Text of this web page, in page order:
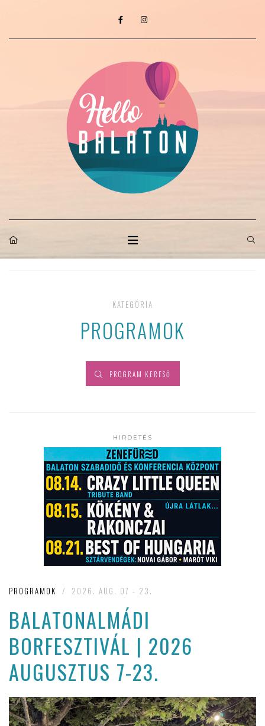
KATEGÓRIA
PROGRAMOK
PROGRAM KERESŐ
HIRDETÉS
PROGRAMOK / 2026. AUG. 07 - 23.
BALATONALMÁDI
BORFESZTIVÁL | 2026
AUGUSZTUS 7-23.